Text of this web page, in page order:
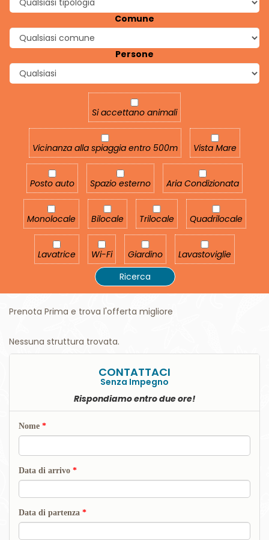
Comune
Persone
Si accettano animali
Si accettano animali
Vicinanza alla spiaggia entro 500m
Vicinanza alla spiaggia entro 500m
Vista Mare
Vista Mare
Posto auto
Posto auto
Spazio esterno
Spazio esterno
Aria Condizionata
Aria Condizionata
Monolocale
Monolocale
Bilocale
Bilocale
Trilocale
Trilocale
Quadrilocale
Quadrilocale
Lavatrice
Lavatrice
Wi-Fi
Wi-Fi
Giardino
Giardino
Lavastoviglie
Lavastoviglie
Ricerca
Prenota Prima e trova l'offerta migliore
Nessuna struttura trovata.
CONTATTACI
Senza Impegno
Rispondiamo entro due ore!